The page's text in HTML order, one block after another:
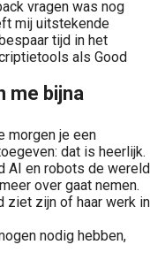
vragen was nog
mij uitstekende
tijd in het
als Good
me bijna
morgen je een
dat is heerlijk.
AI en robots de wereld
over gaat nemen.
ziet zijn of haar werk in
nodig hebben,